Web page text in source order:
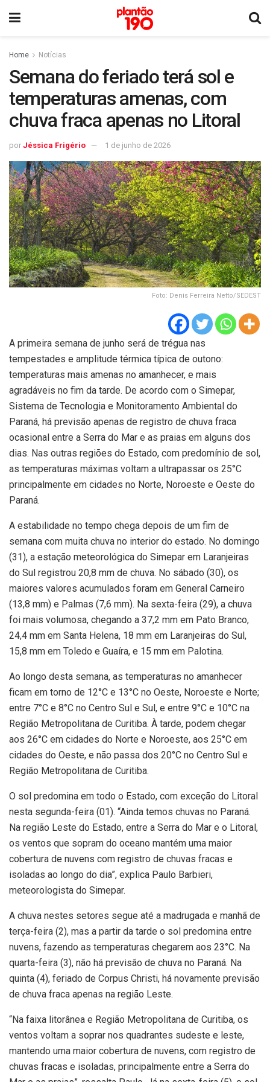
Home Notícias
Semana do feriado terá sol e
temperaturas amenas, com
chuva fraca apenas no Litoral
por Jéssica Frigério 1 de junho de 2026
Foto: Denis Ferreira Netto/SEDEST
A primeira semana de junho será de trégua nas
tempestades e amplitude térmica típica de outono:
temperaturas mais amenas no amanhecer, e mais
agradáveis no fim da tarde. De acordo com o Simepar,
Sistema de Tecnologia e Monitoramento Ambiental do
Paraná, há previsão apenas de registro de chuva fraca
ocasional entre a Serra do Mar e as praias em alguns dos
dias. Nas outras regiões do Estado, com predomínio de sol,
as temperaturas máximas voltam a ultrapassar os 25°C
principalmente em cidades no Norte, Noroeste e Oeste do
Paraná.
A estabilidade no tempo chega depois de um fim de
semana com muita chuva no interior do estado. No domingo
(31), a estação meteorológica do Simepar em Laranjeiras
do Sul registrou 20,8 mm de chuva. No sábado (30), os
maiores valores acumulados foram em General Carneiro
(13,8 mm) e Palmas (7,6 mm). Na sexta-feira (29), a chuva
foi mais volumosa, chegando a 37,2 mm em Pato Branco,
24,4 mm em Santa Helena, 18 mm em Laranjeiras do Sul,
15,8 mm em Toledo e Guaíra, e 15 mm em Palotina.
Ao longo desta semana, as temperaturas no amanhecer
ficam em torno de 12°C e 13°C no Oeste, Noroeste e Norte;
entre 7°C e 8°C no Centro Sul e Sul, e entre 9°C e 10°C na
Região Metropolitana de Curitiba. À tarde, podem chegar
aos 26°C em cidades do Norte e Noroeste, aos 25°C em
cidades do Oeste, e não passa dos 20°C no Centro Sul e
Região Metropolitana de Curitiba.
O sol predomina em todo o Estado, com exceção do Litoral
nesta segunda-feira (01). “Ainda temos chuvas no Paraná.
Na região Leste do Estado, entre a Serra do Mar e o Litoral,
os ventos que sopram do oceano mantém uma maior
cobertura de nuvens com registro de chuvas fracas e
isoladas ao longo do dia”, explica Paulo Barbieri,
meteorologista do Simepar.
A chuva nestes setores segue até a madrugada e manhã de
terça-feira (2), mas a partir da tarde o sol predomina entre
nuvens, fazendo as temperaturas chegarem aos 23°C. Na
quarta-feira (3), não há previsão de chuva no Paraná. Na
quinta (4), feriado de Corpus Christi, há novamente previsão
de chuva fraca apenas na região Leste.
“Na faixa litorânea e Região Metropolitana de Curitiba, os
ventos voltam a soprar nos quadrantes sudeste e leste,
mantendo uma maior cobertura de nuvens, com registro de
chuvas fracas e isoladas, principalmente entre a Serra do